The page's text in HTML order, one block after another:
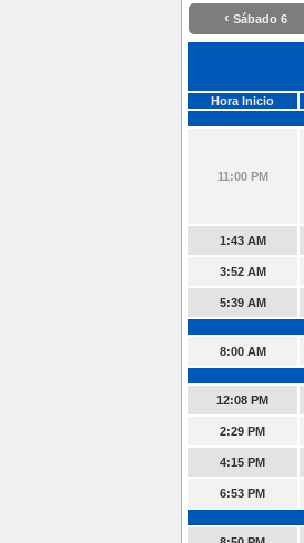
‹ Sábado 6
Hora Inicio
11:00 PM
1:43 AM
3:52 AM
5:39 AM
8:00 AM
12:08 PM
2:29 PM
4:15 PM
6:53 PM